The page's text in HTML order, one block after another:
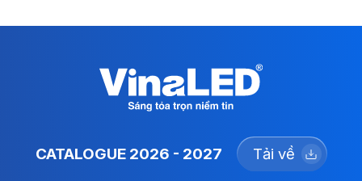
CATALOGUE 2026 - 2027 Tải về